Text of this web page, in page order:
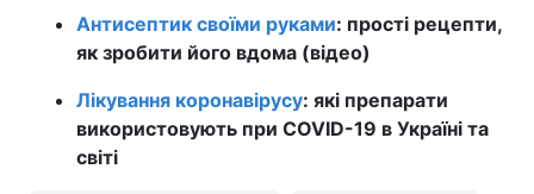
Антисептик своїми руками: прості рецепти,
як зробити його вдома (відео)
Лікування коронавірусу: які препарати
використовують при COVID-19 в Україні та
світі